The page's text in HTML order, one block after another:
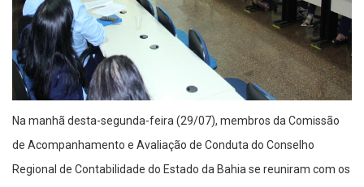
Na manhã desta-segunda-feira (29/07), membros da Comissão
de Acompanhamento e Avaliação de Conduta do Conselho
Regional de Contabilidade do Estado da Bahia se reuniram com os